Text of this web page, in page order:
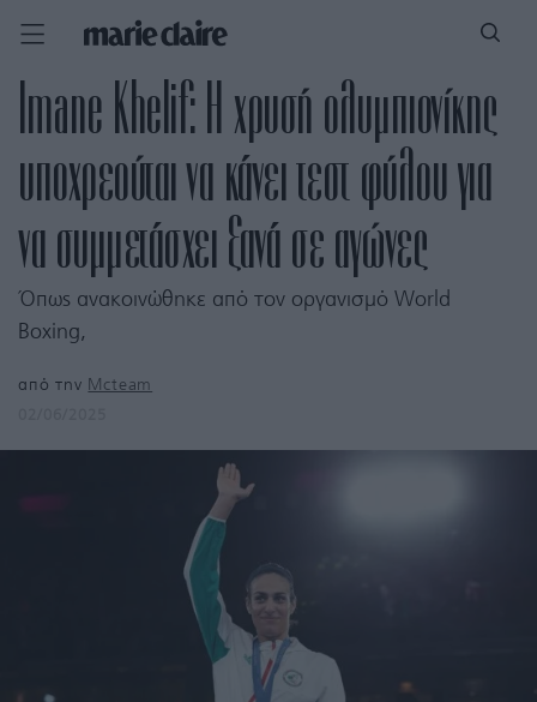
Imane Khelif: Η χρυσή ολυμπιονίκης
υποχρεούται να κάνει τεστ φύλου για
να συμμετάσχει ξανά σε αγώνες
Όπως ανακοινώθηκε από τον οργανισμό World
Boxing,
από την Mcteam